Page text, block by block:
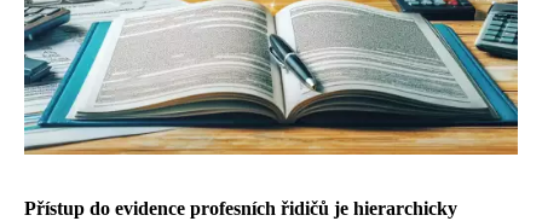
Přístup do evidence profesních řidičů je hierarchicky